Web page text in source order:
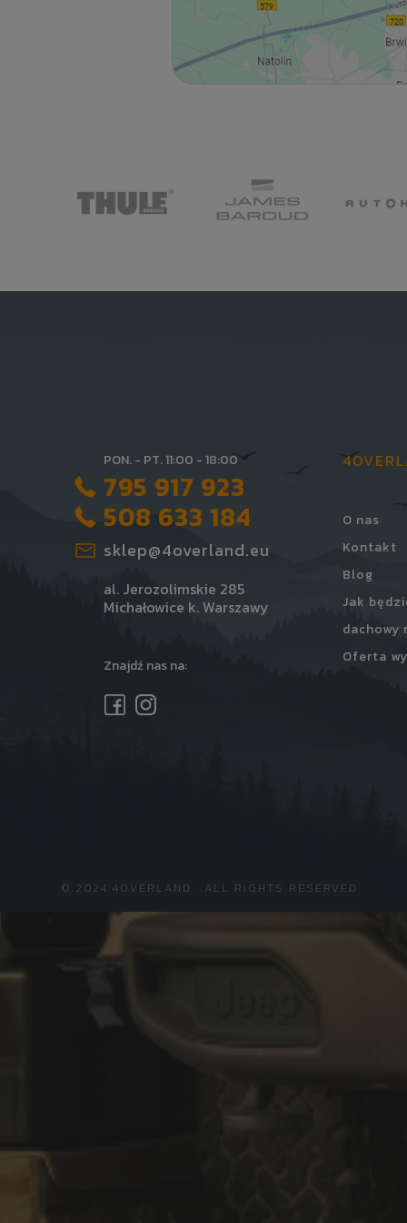
PON. - PT. 11:00 - 18:00
795 917 923
508 633 184
sklep@4overland.eu
al. Jerozolimskie 285
Michałowice k. Warszawy
Znajdź nas na:
O nas
Kontakt
Blog
Jak
dachowy
Oferta
© 2024 4OVERLAND · ALL RIGHTS RESERVED